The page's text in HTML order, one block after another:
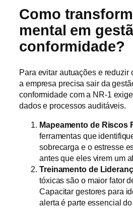
Como
mental em
conformidade?
Para evitar autuações e reduzir
a empresa precisa sair da
conformidade com a NR-1
dados e processos auditáveis.
Mapeamento de Riscos
ferramentas que
sobrecarga e o estresse
antes que eles virem um
Treinamento de
tóxicas são o maior fator
Capacitar gestores para
alerta é parte essencial